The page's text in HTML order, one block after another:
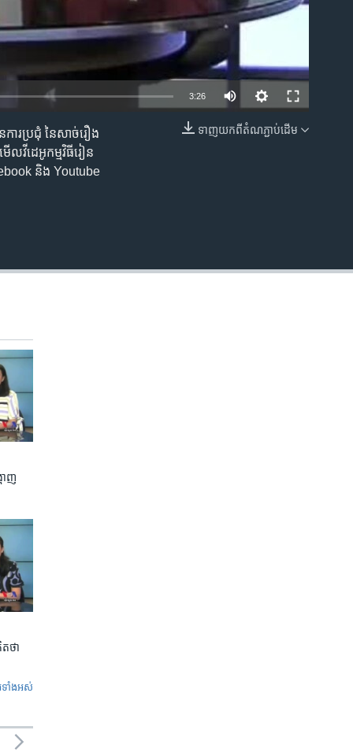
EMBED
3:26
ទាញ​យក​ពី​តំណភ្ជាប់​ដើម
ប្រជុំ នៃ​សាច់​រឿង
ល​វីដេអូ​កម្មវិធី​រៀន​
និង Youtube
ាញ​
ថា
ទាំង​អស់